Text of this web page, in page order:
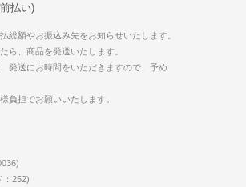
払い)
総額やお振込み先をお知らせいたします。
ら、商品を発送いたします。
発送にお時間をいただきますので、予め
負担でお願いいたします。
：252)